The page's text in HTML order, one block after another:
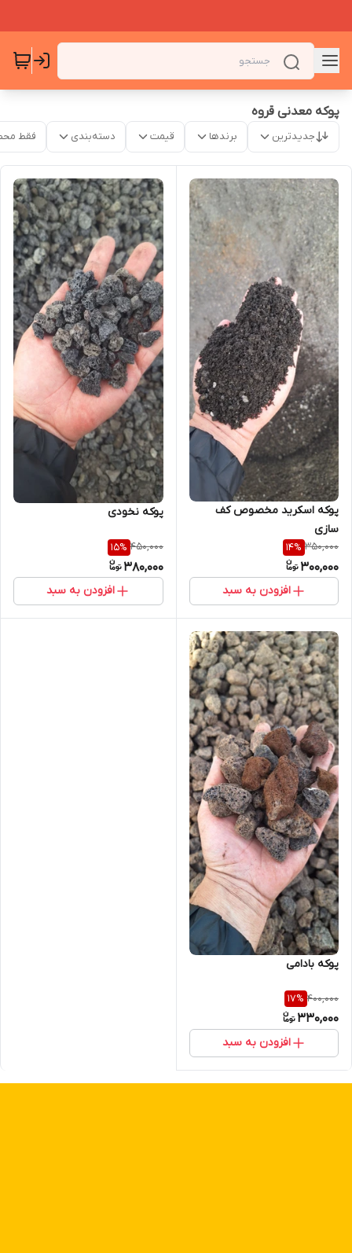
پوکه معدنی قروه
جدیدترین برندها قیمت دسته‌بندی فقط
پوکه اسکرید مخصوص کف
سازی
350,000
14%
300,000
افزودن به سبد
پوکه نخودی
450,000
15%
380,000
افزودن به سبد
پوکه بادامی
400,000
17%
330,000
افزودن به سبد